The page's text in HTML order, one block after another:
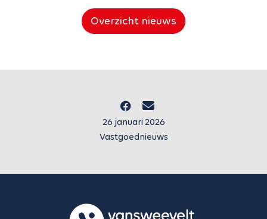
Overzicht nieuws
26 januari 2026
Vastgoednieuws